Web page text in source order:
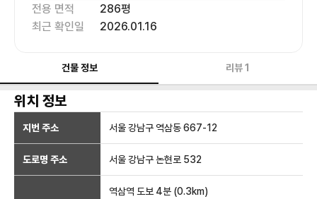
전용 면적
286평
최근 확인일
2026.01.16
건물 정보 리뷰1
위치 정보
지번 주소 서울 강남구 역삼동 667-12
도로명 주소 서울 강남구 논현로 532
역삼역 도보 4분 (0.3km)